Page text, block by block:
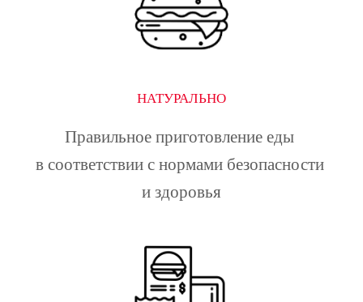
НАТУРАЛЬНО
Правильное приготовление еды
в соответствии с нормами безопасности
и здоровья